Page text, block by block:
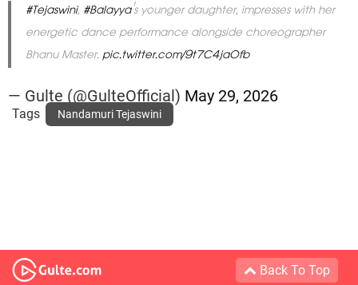
#Tejaswini, #Balayya's younger daughter, impresses with her
energetic dance performance alongside choreographer
Bhanu Master.pic.twitter.com/9t7C4jaOfb
— Gulte (@GulteOfficial) May 29, 2026
Tags Nandamuri Tejaswini
Back To Top